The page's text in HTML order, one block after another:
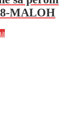
MALOH